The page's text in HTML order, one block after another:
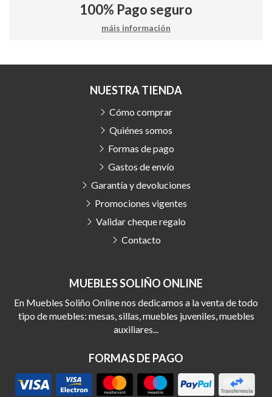
100% Pago seguro
máis información
MUEBLES SOLIÑO ONLINE
En Muebles Soliño Online nos dedicamos a la venta de todo
tipo de muebles: mesas, sillas, muebles juveniles, muebles
auxiliares...
FORMAS DE PAGO
NUESTRA TIENDA
Cómo comprar
Quiénes somos
Formas de pago
Gastos de envío
Garantía y devoluciones
Promociones vigentes
Validar cheque regalo
Contacto